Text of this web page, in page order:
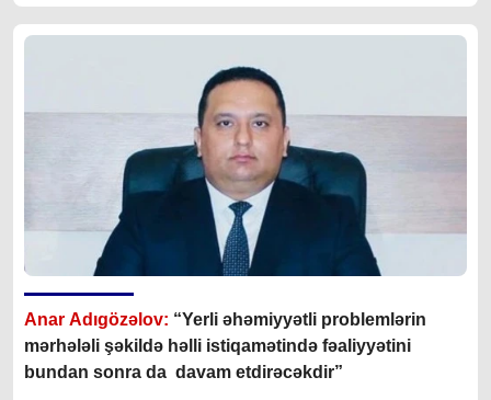
Anar Adıgözəlov: “Yerli əhəmiyyətli problemlərin
mərhələli şəkildə həlli istiqamətində fəaliyyətini
bundan sonra da davam etdirəcəkdir”